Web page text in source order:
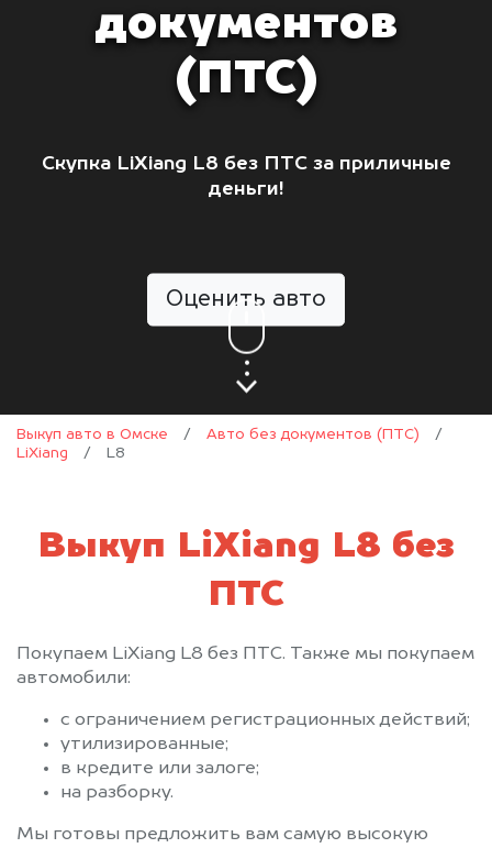
документов
(ПТС)
Скупка LiXiang L8 без ПТС за приличные
деньги!
Оценить авто
Выкуп авто в Омске / Авто без документов (ПТС)
/
LiXiang
/ L8
Выкуп LiXiang L8 без
ПТС
Покупаем LiXiang L8 без ПТС. Также мы покупаем
автомобили:
с ограничением регистрационных действий;
утилизированные;
в кредите или залоге;
на разборку.
Мы готовы предложить вам самую высокую